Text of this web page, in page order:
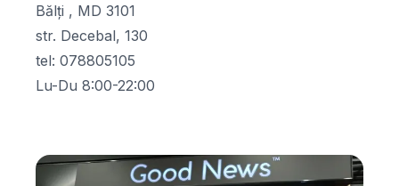
Bălţi , MD 3101
str. Decebal, 130
tel: 078805105
Lu-Du 8:00-22:00